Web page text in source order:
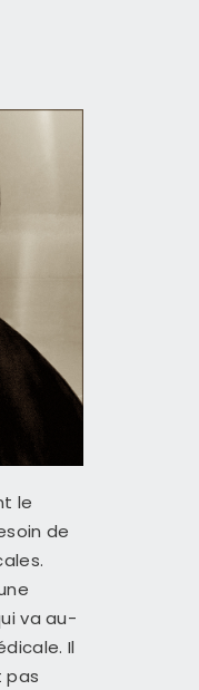
le
de
va au-
Il
pas